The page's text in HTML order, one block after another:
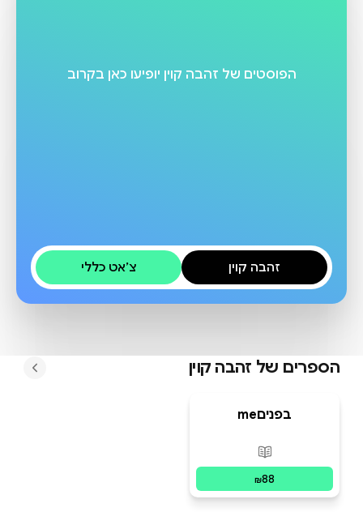
הפוסטים של זהבה קוין יופיעו כאן בקרוב
זהבה קוין צ׳אט כללי
הספרים של זהבה קוין
meבפנים
פורמטים זמינים
₪88